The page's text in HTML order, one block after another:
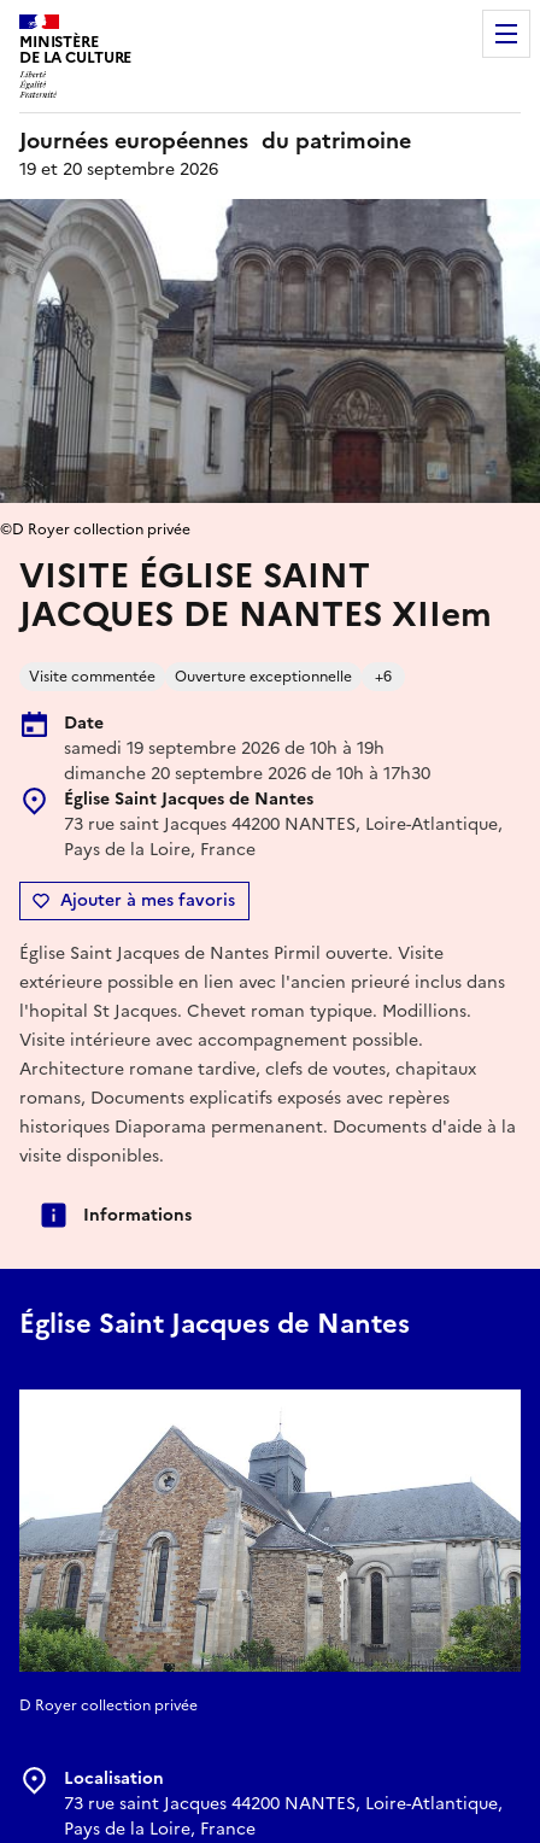
MINISTÈRE
DE LA CULTURE
Journées européennes du patrimoine
19 et 20 septembre 2026
VISITE ÉGLISE SAINT
JACQUES DE NANTES XIIem
Visite commentée Ouverture exceptionnelle +6
Date
samedi 19 septembre 2026 de 10h à 19h
dimanche 20 septembre 2026 de 10h à 17h30
Église Saint Jacques de Nantes
73 rue saint Jacques 44200 NANTES, Loire-Atlantique,
Pays de la Loire, France
Ajouter à mes favoris
©D Royer collection privée
Église Saint Jacques de Nantes Pirmil ouverte. Visite
extérieure possible en lien avec l'ancien prieuré inclus dans
l'hopital St Jacques. Chevet roman typique. Modillions.
Visite intérieure avec accompagnement possible.
Architecture romane tardive, clefs de voutes, chapitaux
romans, Documents explicatifs exposés avec repères
historiques Diaporama permenanent. Documents d'aide à la
visite disponibles.
Informations
Église Saint Jacques de Nantes
D Royer collection privée
Localisation
73 rue saint Jacques 44200 NANTES, Loire-Atlantique,
Pays de la Loire, France